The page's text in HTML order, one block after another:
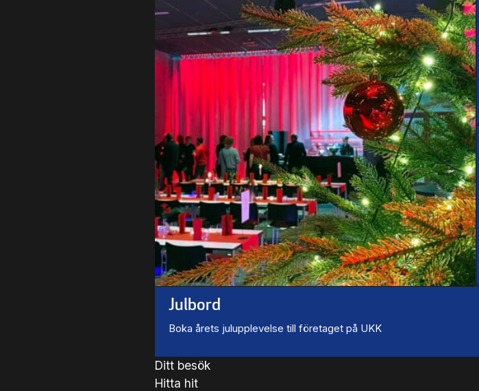
Julbord
Boka årets julupplevelse till företaget på UKK
Ditt besök
Hitta hit